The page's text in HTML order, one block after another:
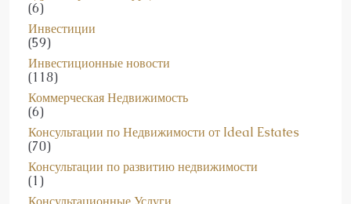
Инвестиции
(59)
Инвестиционные новости
(118)
Коммерческая Недвижимость
(6)
Консультации по Недвижимости от Ideal Estates
(70)
Консультации по развитию недвижимости
(1)
Консультационные Услуги
(15)